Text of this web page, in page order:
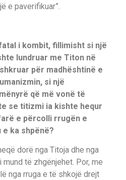
e paverifikuar”.
i kombit, fillimisht si një
lundruar me Titon në
për madhështinë e
si një
që më vonë të
se titizmi ia kishte hequr
e përcolli rrugën e
ka shpënë?
dorë nga Titoja dhe nga
të zhgënjehet. Por, me
nga rruga e të shkojë drejt